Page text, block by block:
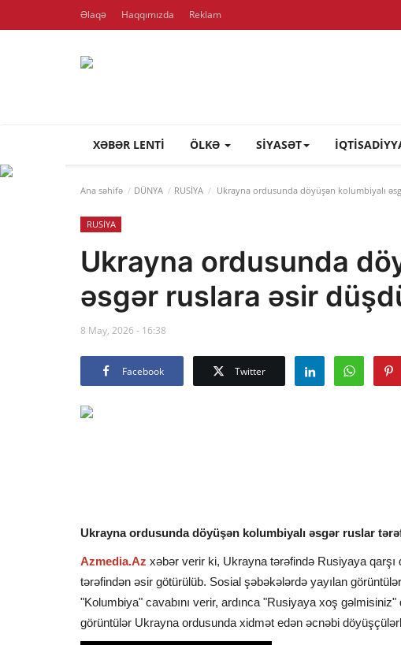
Əlaqə Haqqımızda Reklam
XƏBƏR LENTI ÖLKƏ SİYASƏT
Ana səhifə DÜNYA RUSİYA Ukrayna ordusunda döyüşən kolumbiyalı
RUSİYA
Ukrayna ordusunda
əsgər ruslara əsir
8 May, 2026 - 16:38
Facebook Twitter
Ukrayna ordusunda döyüşən kolumbiyalı əsgər ruslar
Azmedia.Az xəbər verir ki, Ukrayna tərəfində Rusiyaya
tərəfindən əsir götürülüb. Sosial şəbəkələrdə yayılan
"Kolumbiya" cavabını verir, ardınca "Rusiyaya xoş
görüntülər Ukrayna ordusunda xidmət edən əcnəbi